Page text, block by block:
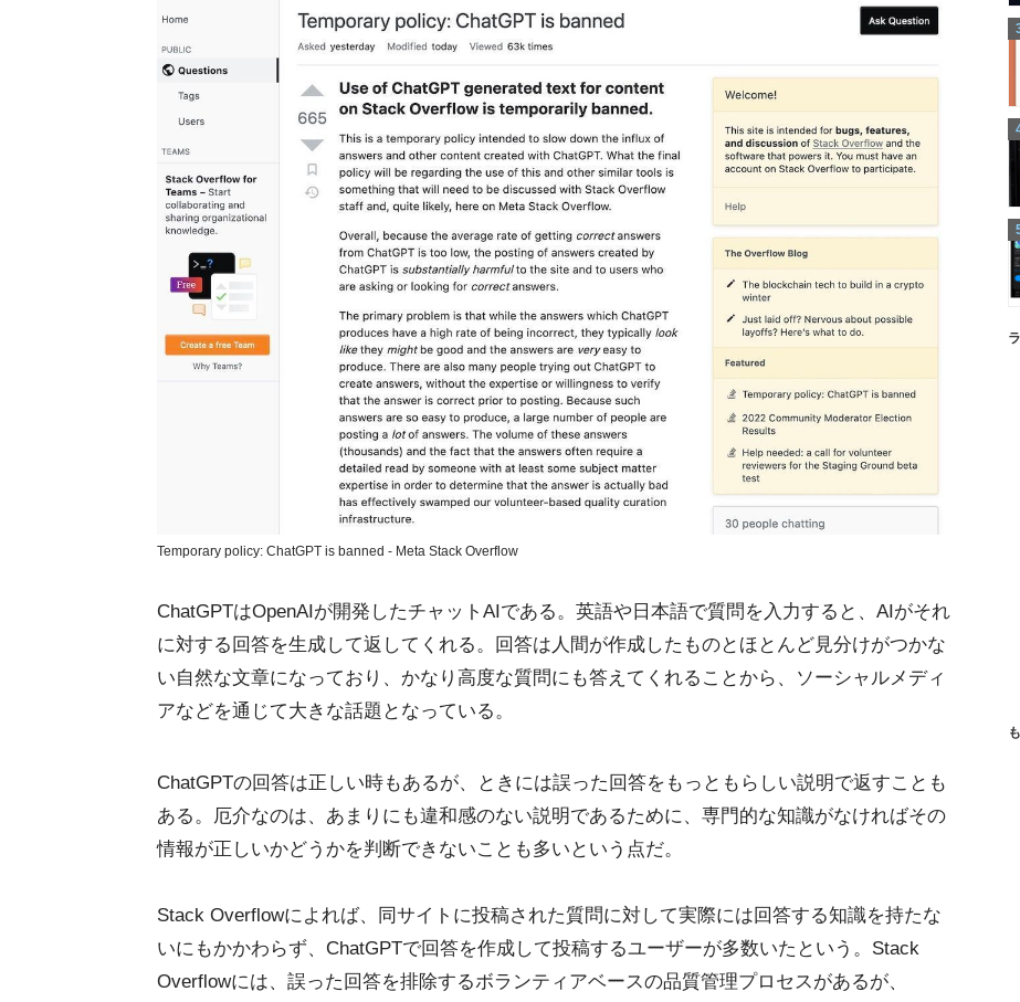
Temporary policy: ChatGPT is banned - Meta Stack Overflow
ChatGPTはOpenAIが開発したチャットAIである。英語や日本語で質問を入力すると、AIがそれ
に対する回答を生成して返してくれる。回答は人間が作成したものとほとんど見分けがつかな
い自然な文章になっており、かなり高度な質問にも答えてくれることから、ソーシャルメディ
アなどを通じて大きな話題となっている。
ChatGPTの回答は正しい時もあるが、ときには誤った回答をもっともらしい説明で返すことも
ある。厄介なのは、あまりにも違和感のない説明であるために、専門的な知識がなければその
情報が正しいかどうかを判断できないことも多いという点だ。
Stack Overflowによれば、同サイトに投稿された質問に対して実際には回答する知識を持たな
いにもかかわらず、ChatGPTで回答を作成して投稿するユーザーが多数いたという。Stack
Overflowには、誤った回答を排除するボランティアベースの品質管理プロセスがあるが、